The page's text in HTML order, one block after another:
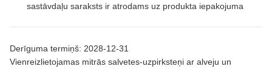
Derīguma termiņš: 2028-12-31
Vienreizlietojamas mitrās salvetes-uzpirksteņi ar alveju un
sastāvdaļu saraksts ir atrodams uz produkta iepakojuma